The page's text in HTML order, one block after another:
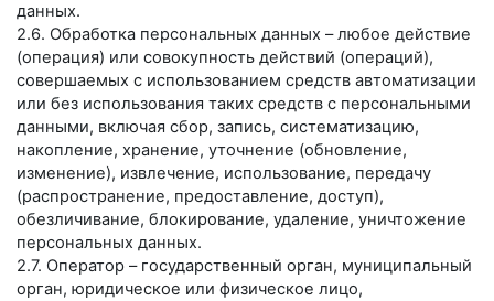
данных.
2.6. Обработка персональных данных – любое действие
(операция) или совокупность действий (операций),
совершаемых с использованием средств автоматизации
или без использования таких средств с персональными
данными, включая сбор, запись, систематизацию,
накопление, хранение, уточнение (обновление,
изменение), извлечение, использование, передачу
(распространение, предоставление, доступ),
обезличивание, блокирование, удаление, уничтожение
персональных данных.
2.7. Оператор – государственный орган, муниципальный
орган, юридическое или физическое лицо,